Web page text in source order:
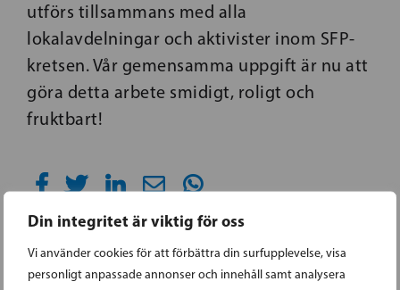
Din integritet är viktig för oss
Vi använder cookies för att förbättra din surfupplevelse, visa
personligt anpassade annonser och innehåll samt analysera
utförs tillsammans med alla
lokalavdelningar och aktivister inom SFP-
kretsen. Vår gemensamma uppgift är nu att
göra detta arbete smidigt, roligt och
fruktbart!